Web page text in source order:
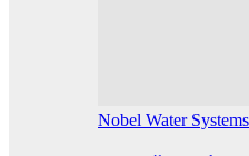
Nobel Water Systems